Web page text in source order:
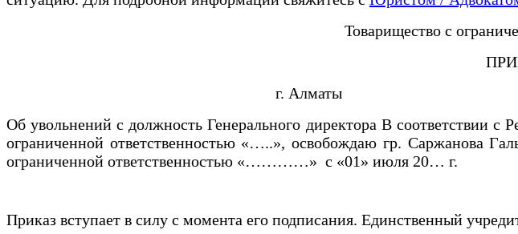
Товарищество с
г. Алматы
Об увольнений с должность Генерального директора В соответствии
ограниченной ответственностью «…..», освобождаю гр. Саржанова
ограниченной ответственностью «…………» с «01» июля 20… г.
Приказ вступает в силу с момента его подписания. Единственный